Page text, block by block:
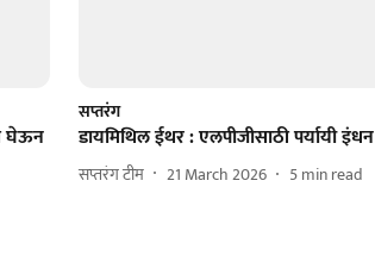
घेऊन
सप्तरंग
डायमिथिल ईथर : एलपीजीसाठी पर्यायी इंधन
सप्तरंग टीम 21 March 2026 5min read